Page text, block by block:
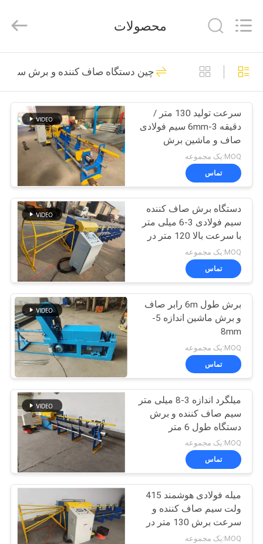
صفحه
اصلی
محصولات
نمایش
واقعیت
مجازی
درباره
تور
کارخانه
کنترل
کیفیت
تماس
بگیرید
درخواست
نقل قول
Mesh
Products
All
Reserved.
سیم جوش ماشین
آلات
101
تقویت کننده دستگاه
جوش مش
70
دستگاه جوش مش
مشبک
61
دستگاه جوش پانل
مش
27
محصولات
چین دستگاه صاف کننده و برش سیم
سرعت تولید 130 متر /
دقیقه 3-6mm سیم فولادی
صاف و ماشین برش
MOQ:یک مجموعه
تماس
دستگاه برش صاف کننده
سیم فولادی 3-6 میلی متر
با سرعت بالا 120 متر در
دقیقه
MOQ:یک مجموعه
تماس
برش طول 6m رابر صاف
و برش ماشین اندازه 5-
8mm
MOQ:یک مجموعه
تماس
میلگرد اندازه 3-8 میلی متر
سیم صاف کننده و برش
دستگاه طول 6 متر
MOQ:یک مجموعه
تماس
میله فولادی هوشمند 415
ولت سیم صاف کننده و
سرعت برش 130 متر در
دقیقه
MOQ:یک مجموعه